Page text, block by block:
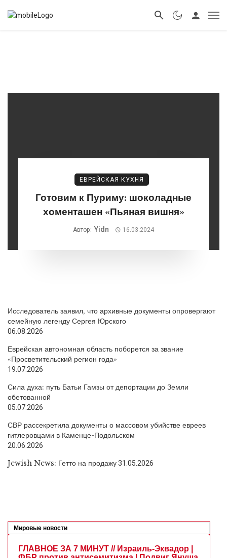
ЕВРЕЙСКАЯ КУХНЯ
Готовим к Пуриму: шоколадные
хоменташен «Пьяная вишня»
Автор: Yidn 16.03.2024
Исследователь заявил, что архивные документы опровергают
семейную легенду Сергея Юрского
06.08.2026
Еврейская автономная область поборется за звание
«Просветительский регион года»
19.07.2026
Сила духа: путь Батьи Гамзы от депортации до Земли
обетованной
05.07.2026
СВР рассекретила документы о массовом убийстве евреев
гитлеровцами в Каменце-Подольском
20.06.2026
Jewish News: Гетто на продажу31.05.2026